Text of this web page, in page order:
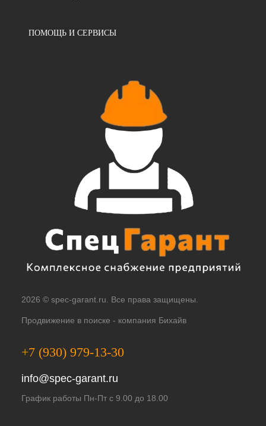
ПОМОЩЬ И СЕРВИСЫ
2026 © spec-garant.ru. Все права защищены.
Продвижение в поиске - компания Бихайв
+7 (930) 979-13-30
info@spec-garant.ru
График работы Пн-Пт с 9.00 до 18.00